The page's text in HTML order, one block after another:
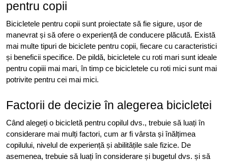
pentru copii
Bicicletele pentru copii sunt proiectate să fie sigure, ușor de
manevrat și să ofere o experiență de conducere plăcută. Există
mai multe tipuri de biciclete pentru copii, fiecare cu caracteristici
și beneficii specifice. De pildă, bicicletele cu roti mari sunt ideale
pentru copiii mai mari, în timp ce bicicletele cu roti mici sunt mai
potrivite pentru cei mai mici.
Factorii de decizie în alegerea bicicletei
Când alegeți o bicicletă pentru copilul dvs., trebuie să luați în
considerare mai mulți factori, cum ar fi vârsta și înălțimea
copilului, nivelul de experiență și abilitățile sale fizice. De
asemenea, trebuie să luați în considerare și bugetul dvs. și să